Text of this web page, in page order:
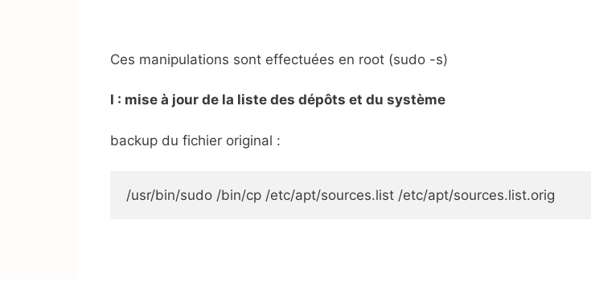
Ces manipulations sont effectuées en root (sudo -s)
I : mise à jour de la liste des dépôts et du système
backup du fichier original :
/usr/bin/sudo /bin/cp /etc/apt/sources.list /etc/apt/sources.list.orig